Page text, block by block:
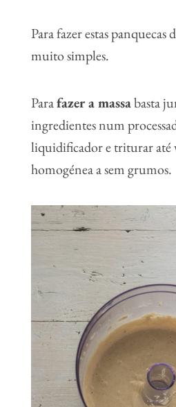
Para fazer estas panquecas
muito simples.
Parafazer a massabasta
ingredientes num
liquidificador e triturar até
homogénea a sem grumos.